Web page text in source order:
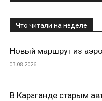
Что читали на неделе
Новый маршрут из
03.08.2026
В Караганде старым